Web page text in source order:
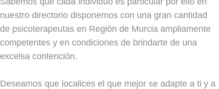
nuestro directorio disponemos con una gran cantidad
de psicoterapeutas en Región de Murcia ampliamente
competentes y en condiciones de brindarte de una
excelsa contención.
Deseamos que localices el que mejor se adapte a ti y a